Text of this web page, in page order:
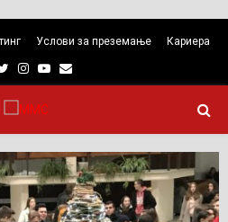
Услови за преземање Кариера
TwitterInstagram
Youtube
Email